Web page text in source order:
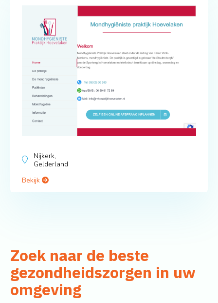
Nijkerk,
Gelderland
Bekijk
Zoek naar de beste
gezondheidszorgen in uw
omgeving